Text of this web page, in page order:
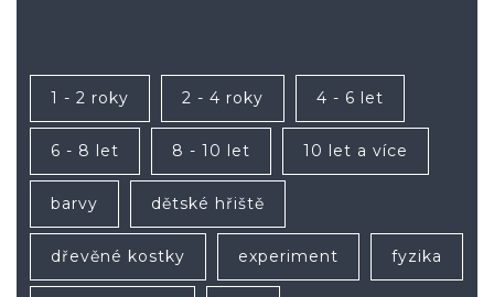
1 - 2 roky 2 - 4 roky 4 - 6 let
6 - 8 let 8 - 10 let 10 let a více
barvy dětské hřiště
dřevěné kostky experiment fyzika